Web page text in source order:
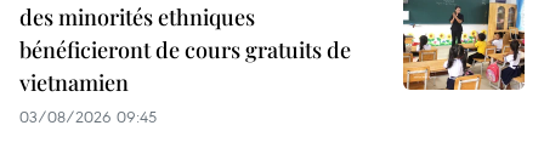
des minorités ethniques
bénéficieront de cours gratuits de
vietnamien
03/08/2026 09:45